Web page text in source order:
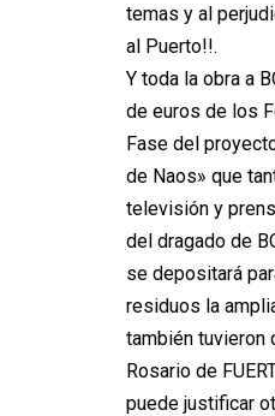
temas y al
al Puerto!!.
Y toda la obra a
de euros de los
Fase del
de Naos» que
televisión y
del dragado de
se depositará
residuos la
también tuvieron
Rosario de
puede justificar